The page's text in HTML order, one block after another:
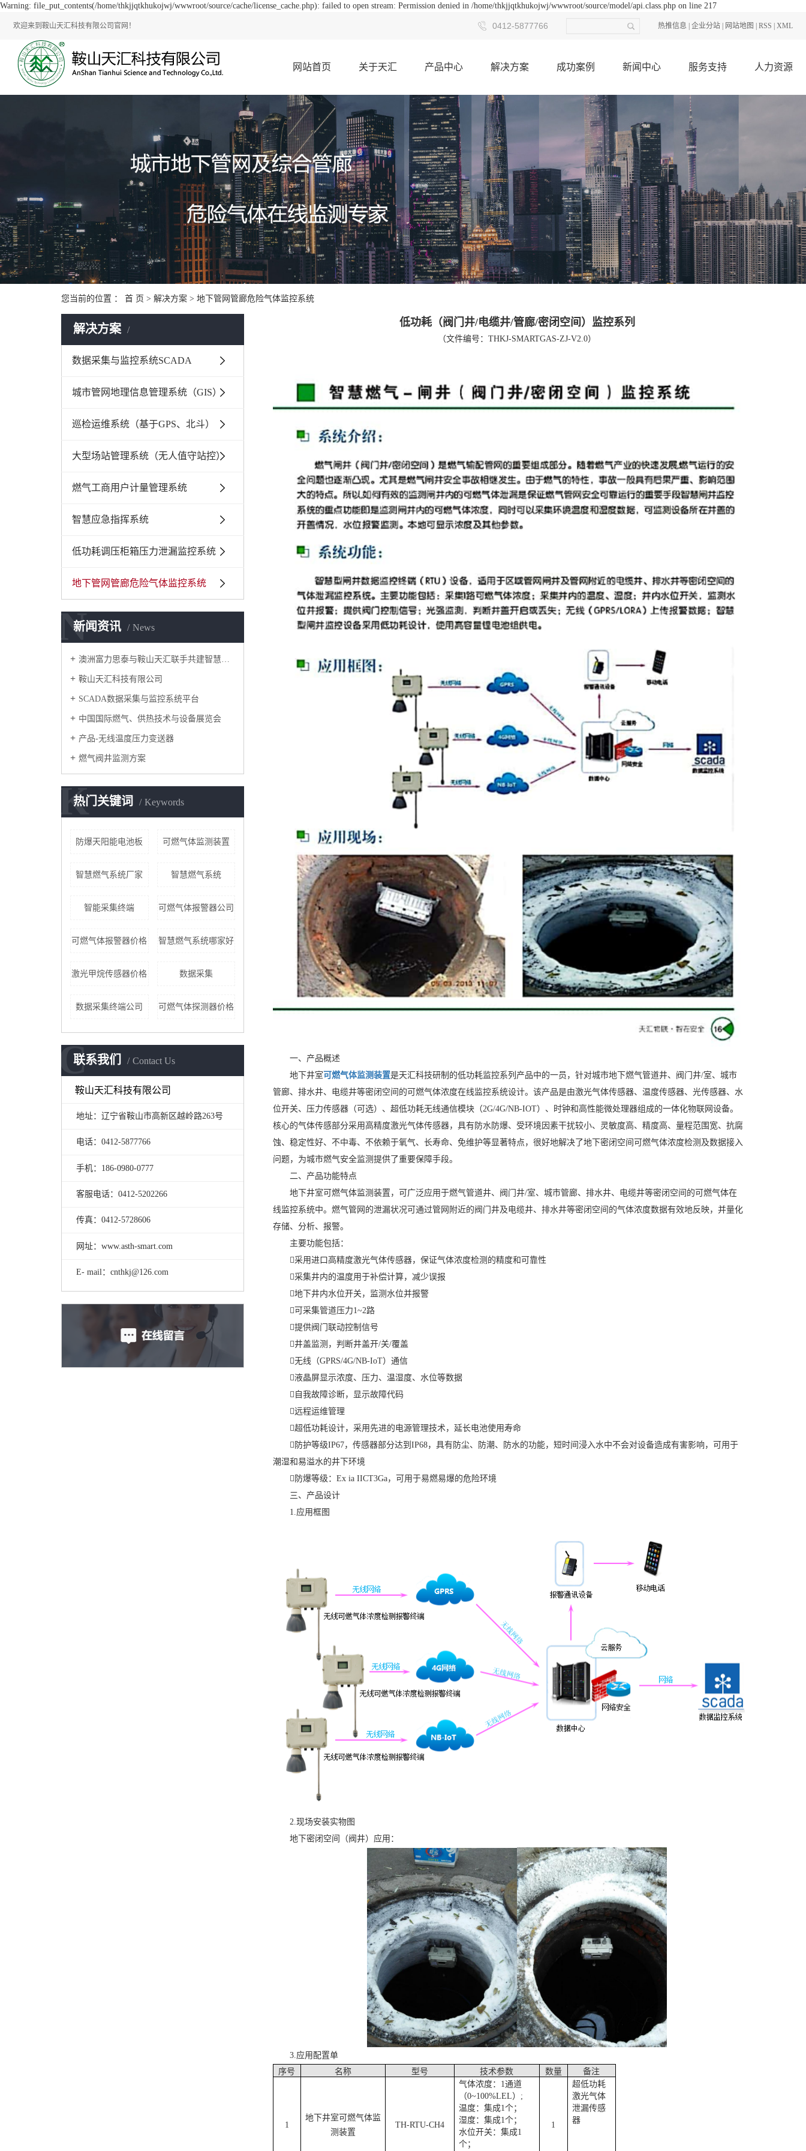
Warning: file_put_contents(/home/thkjjqtkhukojwj/wwwroot/source/cache/license_cache.php): failed to open stream: Permission denied in /home/thkjjqtkhukojwj/wwwroot/source/model/api.class.php on line 217
欢迎来到鞍山天汇科技有限公司官网！ 热推信息 企业分站 网站地图 RSS XML
0412-5877766
网站首页 关于天汇 产品中心 解决方案 成功案例 新闻中心 服务支持 人力资源
您当前的位置 ： 首 页 > 解决方案 > 地下管网管廊危险气体监控系统
解决方案
数据采集与监控系统SCADA
城市管网地理信息管理系统（GIS）
巡检运维系统（基于GPS、北斗）
大型场站管理系统（无人值守站控）
燃气工商用户计量管理系统
智慧应急指挥系统
低功耗调压柜箱压力泄漏监控系统
地下管网管廊危险气体监控系统
新闻资讯 News
N
澳洲富力思泰与鞍山天汇联手共建智慧城市
鞍山天汇科技有限公司
SCADA数据采集与监控系统平台
中国国际燃气、供热技术与设备展览会
产品-无线温度压力变送器
燃气阀井监测方案
热门关键词 Keywords
K
防爆天阳能电池板 可燃气体监测装置
智慧燃气系统厂家 智慧燃气系统
智能采集终端 可燃气体报警器公司
可燃气体报警器价格 智慧燃气系统哪家好
激光甲烷传感器价格 数据采集
数据采集终端公司 可燃气体探测器价格
联系我们 Contact Us
C
鞍山天汇科技有限公司
地址：辽宁省鞍山市高新区越岭路263号
电话：0412-5877766
手机：186-0980-0777
客服电话：0412-5202266
传真：0412-5728606
网址：www.asth-smart.com
E- mail：cnthkj@126.com
低功耗（阀门井/电缆井/管廊/密闭空间）监控系列
（文件编号：THKJ-SMARTGAS-ZJ-V2.0）
一、产品概述
地下井室 可燃气体监测装置是天汇科技研制的低功耗监控系列产品中的一员，针对城市地下燃气管道井、阀门井/室、城市
管廊、排水井、电缆井等密闭空间的可燃气体浓度在线监控系统设计。该产品是由激光气体传感器、温度传感器、光传感器、水
位开关、压力传感器（可选）、超低功耗无线通信模块（2G/4G/NB-IOT）、时钟和高性能微处理器组成的一体化物联网设备。
核心的气体传感部分采用高精度激光气体传感器，具有防水防爆、受环境因素干扰较小、灵敏度高、精度高、量程范围宽、抗腐
蚀、稳定性好、不中毒、不依赖于氧气、长寿命、免维护等显著特点，很好地解决了地下密闭空间可燃气体浓度检测及数据接入
问题，为城市燃气安全监测提供了重要保障手段。
二、产品功能特点
地下井室可燃气体监测装置，可广泛应用于燃气管道井、阀门井/室、城市管廊、排水井、电缆井等密闭空间的可燃气体在
线监控系统中。燃气管网的泄漏状况可通过管网附近的阀门井及电缆井、排水井等密闭空间的气体浓度数据有效地反映，并量化
存储、分析、报警。
主要功能包括：
采用进口高精度激光气体传感器，保证气体浓度检测的精度和可靠性
采集井内的温度用于补偿计算，减少误报
地下井内水位开关，监测水位并报警
可采集管道压力1~2路
提供阀门联动控制信号
井盖监测，判断井盖开/关/覆盖
无线（GPRS/4G/NB-IoT）通信
液晶屏显示浓度、压力、温湿度、水位等数据
自我故障诊断，显示故障代码
远程运维管理
超低功耗设计，采用先进的电源管理技术，延长电池使用寿命
防护等级IP67，传感器部分达到IP68，具有防尘、防潮、防水的功能，短时间浸入水中不会对设备造成有害影响，可用于
潮湿和易溢水的井下环境
防爆等级：Ex ia IICT3Ga，可用于易燃易爆的危险环境
三、产品设计
1.应用框图
2.现场安装实物图
地下密闭空间（阀井）应用：
3.应用配置单
序号
名称 型号 技术参数 数量 备注
1
地下井室可燃气体监
测装置
TH-RTU-CH4
气体浓度： 1通道
（0~100%LEL） ;
温度：集成1个；
湿度：集成1个；
水位开关：集成1
个；
1
超低功耗
激光气体
泄漏传感
器